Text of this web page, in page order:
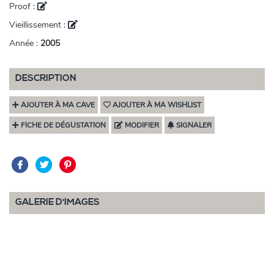
Proof :
Vieillissement :
Année : 2005
DESCRIPTION
AJOUTER À MA CAVE AJOUTER À MA WISHLIST
FICHE DE DÉGUSTATION MODIFIER SIGNALER
GALERIE D'IMAGES